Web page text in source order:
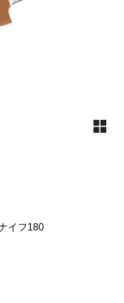
イフ180